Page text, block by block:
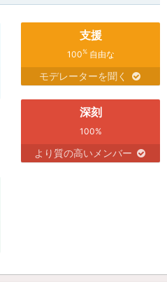
支援
100%自由な
モデレーターを聞く
深刻
100%
より質の高いメンバー